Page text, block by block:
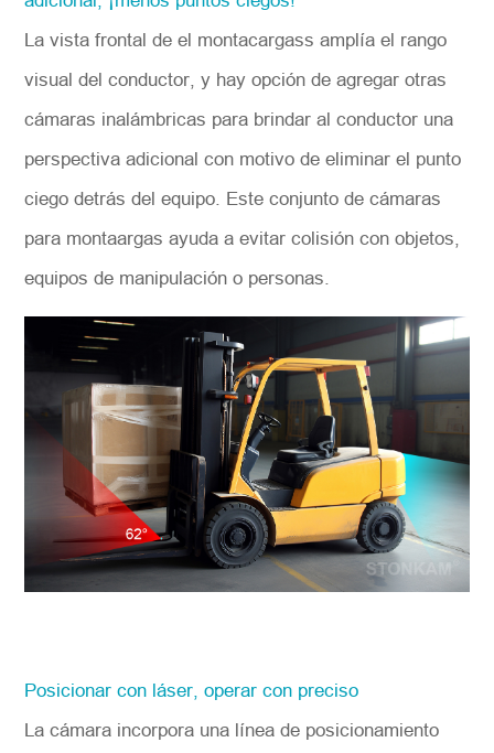
La vista frontal de el montacargass amplía el rango
visual del conductor, y hay opción de agregar otras
cámaras inalámbricas para brindar al conductor una
perspectiva adicional con motivo de eliminar el punto
ciego detrás del equipo. Este conjunto de cámaras
para montaargas ayuda a evitar colisión con objetos,
equipos de manipulación o personas.
Posicionar con láser, operar con preciso
La cámara incorpora una línea de posicionamiento